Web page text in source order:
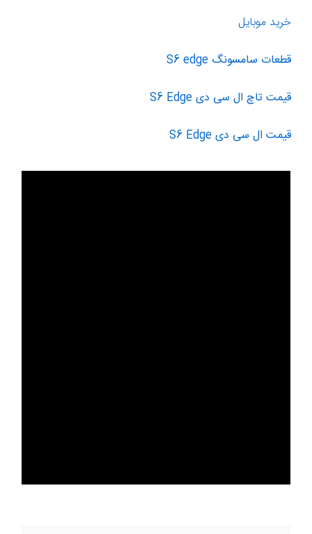
خرید موبایل
قطعات سامسونگ S6 edge
قیمت تاچ ال سی دی S6 Edge
قیمت ال سی دی S6 Edge